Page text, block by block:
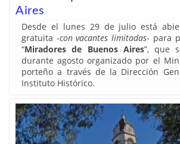
Aires
Desde el lunes 29 de julio está
gratuita -con vacantes limitadas- para
“Miradores de Buenos Aires”, que
durante agosto organizado por el
porteño a través de la Dirección
Instituto Histórico.